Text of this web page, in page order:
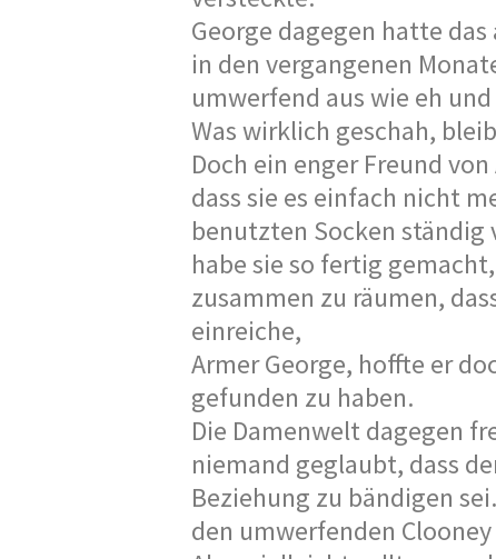
George dagegen hatte
in den vergangenen
umwerfend aus wie eh
Was wirklich geschah,
Doch ein enger Freund
dass sie es einfach nicht
benutzten Socken ständig
habe sie so fertig
zusammen zu räumen,
einreiche,
Armer George, hoffte er
gefunden zu haben.
Die Damenwelt dagegen
niemand geglaubt, dass
Beziehung zu bändigen
den umwerfenden